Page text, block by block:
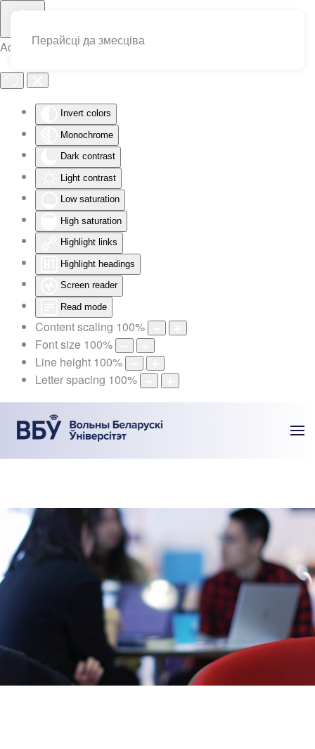
Accessibility Tools
Invert colors
Monochrome
Dark contrast
Light contrast
Low saturation
High saturation
Highlight links
Highlight headings
Screen reader
Read mode
Content scaling 100%
Font size 100%
Line height 100%
Letter spacing 100%
Перайсці да змесціва